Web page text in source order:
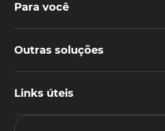
Para você
Outras soluções
Links úteis